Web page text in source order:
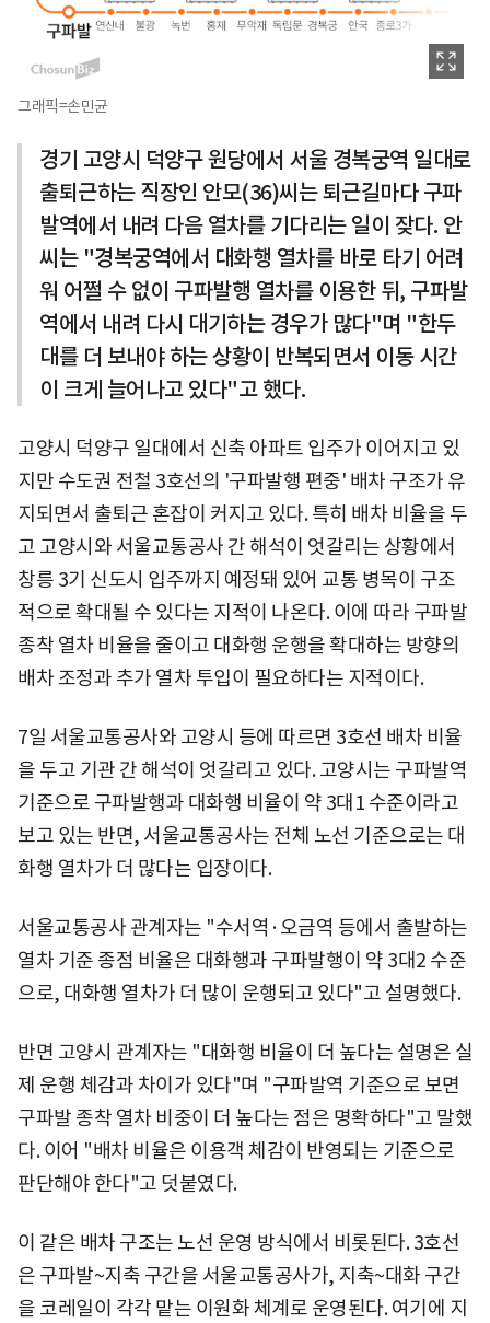
그래픽=손민균
경기 고양시 덕양구 원당에서 서울 경복궁역 일대로
출퇴근하는 직장인 안모(36)씨는 퇴근길마다 구파
발역에서 내려 다음 열차를 기다리는 일이 잦다. 안
씨는 "경복궁역에서 대화행 열차를 바로 타기 어려
워 어쩔 수 없이 구파발행 열차를 이용한 뒤, 구파발
역에서 내려 다시 대기하는 경우가 많다"며 "한두
대를 더 보내야 하는 상황이 반복되면서 이동 시간
이 크게 늘어나고 있다"고 했다.
고양시 덕양구 일대에서 신축 아파트 입주가 이어지고 있
지만 수도권 전철 3호선의 '구파발행 편중' 배차 구조가 유
지되면서 출퇴근 혼잡이 커지고 있다. 특히 배차 비율을 두
고 고양시와 서울교통공사 간 해석이 엇갈리는 상황에서
창릉 3기 신도시 입주까지 예정돼 있어 교통 병목이 구조
적으로 확대될 수 있다는 지적이 나온다. 이에 따라 구파발
종착 열차 비율을 줄이고 대화행 운행을 확대하는 방향의
배차 조정과 추가 열차 투입이 필요하다는 지적이다.
7일 서울교통공사와 고양시 등에 따르면 3호선 배차 비율
을 두고 기관 간 해석이 엇갈리고 있다. 고양시는 구파발역
기준으로 구파발행과 대화행 비율이 약 3대1 수준이라고
보고 있는 반면, 서울교통공사는 전체 노선 기준으로는 대
화행 열차가 더 많다는 입장이다.
서울교통공사 관계자는 "수서역·오금역 등에서 출발하는
열차 기준 종점 비율은 대화행과 구파발행이 약 3대2 수준
으로, 대화행 열차가 더 많이 운행되고 있다"고 설명했다.
반면 고양시 관계자는 "대화행 비율이 더 높다는 설명은 실
제 운행 체감과 차이가 있다"며 "구파발역 기준으로 보면
구파발 종착 열차 비중이 더 높다는 점은 명확하다"고 말했
다. 이어 "배차 비율은 이용객 체감이 반영되는 기준으로
판단해야 한다"고 덧붙였다.
이 같은 배차 구조는 노선 운영 방식에서 비롯된다. 3호선
은 구파발~지축 구간을 서울교통공사가, 지축~대화 구간
을 코레일이 각각 맡는 이원화 체계로 운영된다. 여기에 지